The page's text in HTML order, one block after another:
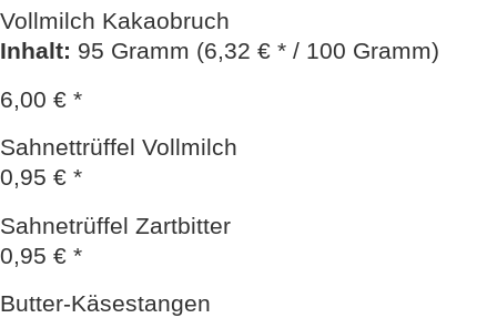
Vollmilch Kakaobruch
Inhalt: 95 Gramm (6,32 € * / 100 Gramm)
6,00 € *
Sahnettrüffel Vollmilch
0,95 € *
Sahnetrüffel Zartbitter
0,95 € *
Butter-Käsestangen